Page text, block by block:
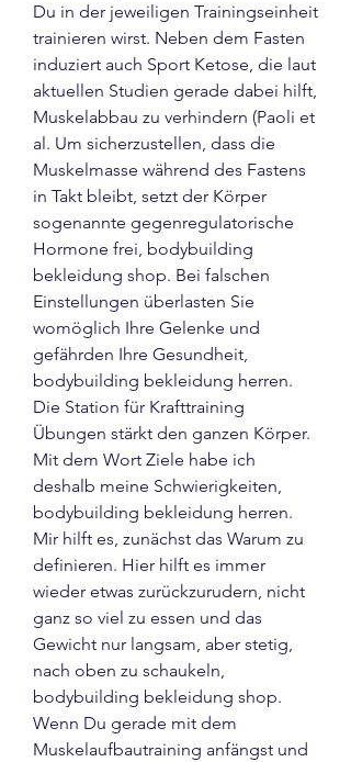
Du in der jeweiligen Trainingseinheit
trainieren wirst. Neben dem Fasten
induziert auch Sport Ketose, die laut
aktuellen Studien gerade dabei hilft,
Muskelabbau zu verhindern (Paoli et
al. Um sicherzustellen, dass die
Muskelmasse während des Fastens
in Takt bleibt, setzt der Körper
sogenannte gegenregulatorische
Hormone frei, bodybuilding
bekleidung shop. Bei falschen
Einstellungen überlasten Sie
womöglich Ihre Gelenke und
gefährden Ihre Gesundheit,
bodybuilding bekleidung herren.
Die Station für Krafttraining
Übungen stärkt den ganzen Körper.
Mit dem Wort Ziele habe ich
deshalb meine Schwierigkeiten,
bodybuilding bekleidung herren.
Mir hilft es, zunächst das Warum zu
definieren. Hier hilft es immer
wieder etwas zurückzurudern, nicht
ganz so viel zu essen und das
Gewicht nur langsam, aber stetig,
nach oben zu schaukeln,
bodybuilding bekleidung shop.
Wenn Du gerade mit dem
Muskelaufbautraining anfängst und